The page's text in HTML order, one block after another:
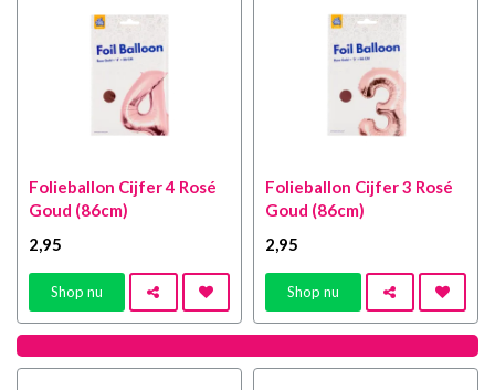
Folieballon Cijfer 4 Rosé
Goud (86cm)
2 ,95
Shop nu
Folieballon Cijfer 3 Rosé
Goud (86cm)
2 ,95
Shop nu